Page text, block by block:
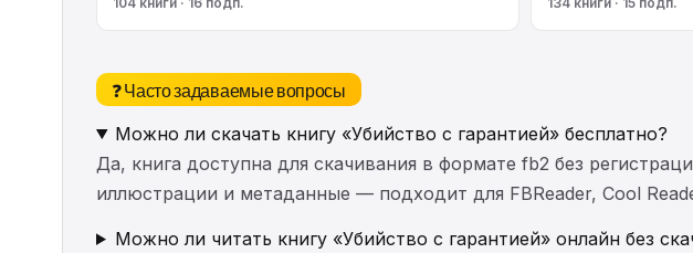
❓ Часто задаваемые вопросы
Можно ли скачать книгу «Убийство с гарантией» бесплатно?
Да, книга доступна для скачивания в формате fb2 без
иллюстрации и метаданные — подходит для FBReader, Cool
Можно ли читать книгу «Убийство с гарантией» онлайн без